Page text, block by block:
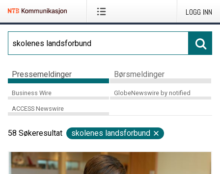
LOGG INN
Pressemeldinger Børsmeldinger
Business Wire GlobeNewswire by notified
ACCESS Newswire
58 Søkeresultat skolenes landsforbund